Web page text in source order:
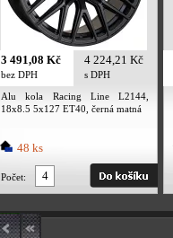
3 491,08 Kč
bez DPH
4 224,21 Kč
s DPH
Alu kola Racing Line L2144,
18x8.5 5x127 ET40, černá matná
48 ks
Počet: